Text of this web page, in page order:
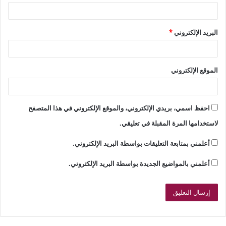
البريد الإلكتروني*
الموقع الإلكتروني
احفظ اسمي، بريدي الإلكتروني، والموقع الإلكتروني في هذا المتصفح
لاستخدامها المرة المقبلة في تعليقي.
أعلمني بمتابعة التعليقات بواسطة البريد الإلكتروني.
أعلمني بالمواضيع الجديدة بواسطة البريد الإلكتروني.